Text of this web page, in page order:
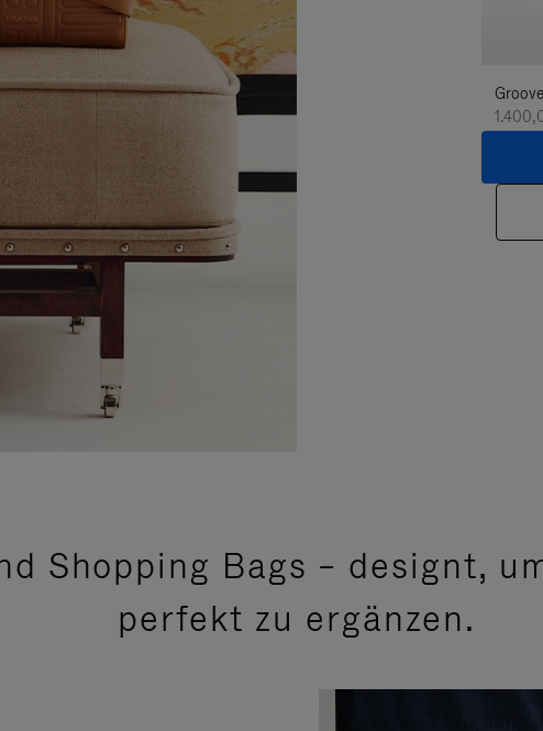
Shopping Bags – designt,
perfekt zu ergänzen.